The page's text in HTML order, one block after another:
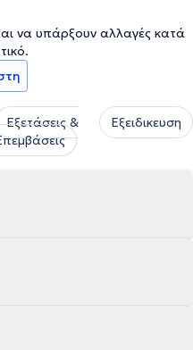
να υπάρξουν αλλαγές κατά
Εξετάσεις &
Εξειδικευση